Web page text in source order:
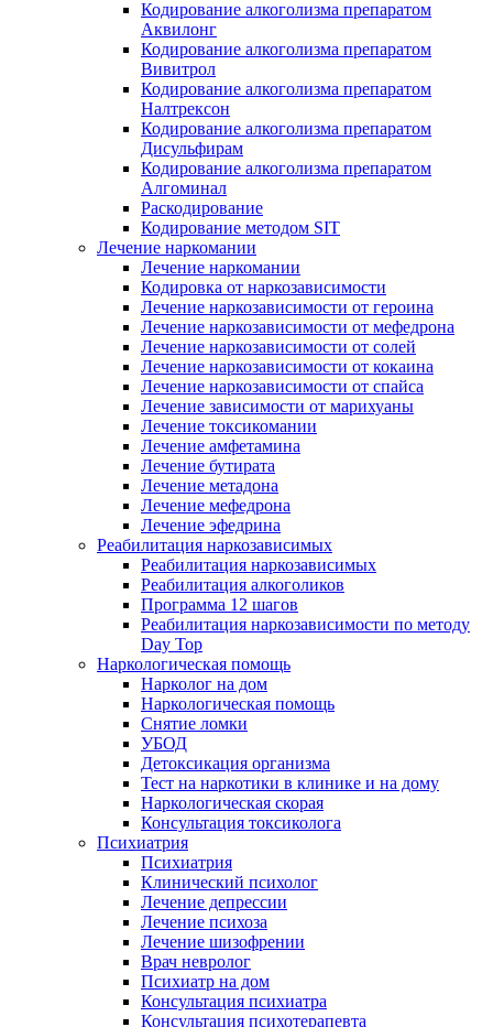
Кодирование алкоголизма препаратом
Аквилонг
Кодирование алкоголизма препаратом
Вивитрол
Кодирование алкоголизма препаратом
Налтрексон
Кодирование алкоголизма препаратом
Дисульфирам
Кодирование алкоголизма препаратом
Алгоминал
Раскодирование
Кодирование методом SIT
Лечение наркомании
Лечение наркомании
Кодировка от наркозависимости
Лечение наркозависимости от героина
Лечение наркозависимости от мефедрона
Лечение наркозависимости от солей
Лечение наркозависимости от кокаина
Лечение наркозависимости от спайса
Лечение зависимости от марихуаны
Лечение токсикомании
Лечение амфетамина
Лечение бутирата
Лечение метадона
Лечение мефедрона
Лечение эфедрина
Реабилитация наркозависимых
Реабилитация наркозависимых
Реабилитация алкоголиков
Программа 12 шагов
Реабилитация наркозависимости по методу
Day Top
Наркологическая помощь
Нарколог на дом
Наркологическая помощь
Снятие ломки
УБОД
Детоксикация организма
Тест на наркотики в клинике и на дому
Наркологическая скорая
Консультация токсиколога
Психиатрия
Психиатрия
Клинический психолог
Лечение депрессии
Лечение психоза
Лечение шизофрении
Врач невролог
Психиатр на дом
Консультация психиатра
Консультация психотерапевта